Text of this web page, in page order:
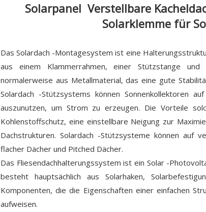
Solarpanel Verstellbare
Solarklemme für
Das Solardach -Montagesystem ist eine
aus einem Klammerrahmen, einer Stützstange
normalerweise aus Metallmaterial, das eine gute
Solardach -Stützsystems können Sonnenkollektoren
auszunutzen, um Strom zu erzeugen. Die Vorteile
Kohlenstoffschutz, eine einstellbare Neigung zur
Dachstrukturen. Solardach -Stützsysteme können auf
flacher Dächer und Pitched Dächer.
Das Fliesendachhalterungssystem ist ein Solar -
besteht hauptsächlich aus Solarhaken,
Komponenten, die die Eigenschaften einer einfachen
aufweisen.